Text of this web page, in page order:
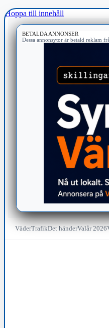
Hoppa till innehåll
BETALDA ANNONSER
Dessa annonsytor är betald reklam
VäderTrafikDet händerValår 2026